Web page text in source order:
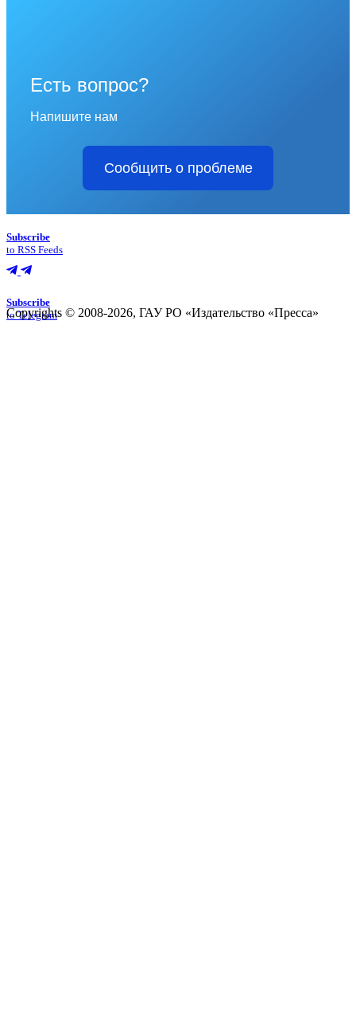
Есть вопрос?
Напишите нам
Сообщить о проблеме
Subscribe
to RSS Feeds
Subscribe
to Telegram
Copyrights © 2008-2026, ГАУ РО «Издательство «Пресса»